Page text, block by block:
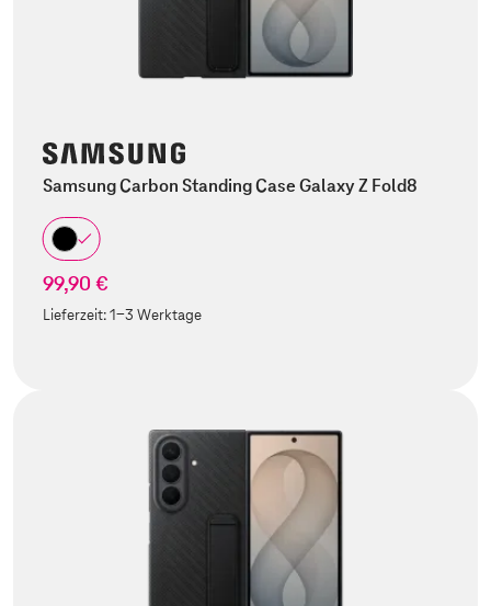
Samsung Carbon Standing Case Galaxy Z Fold8
99,90 €
Lieferzeit:1-3 Werktage